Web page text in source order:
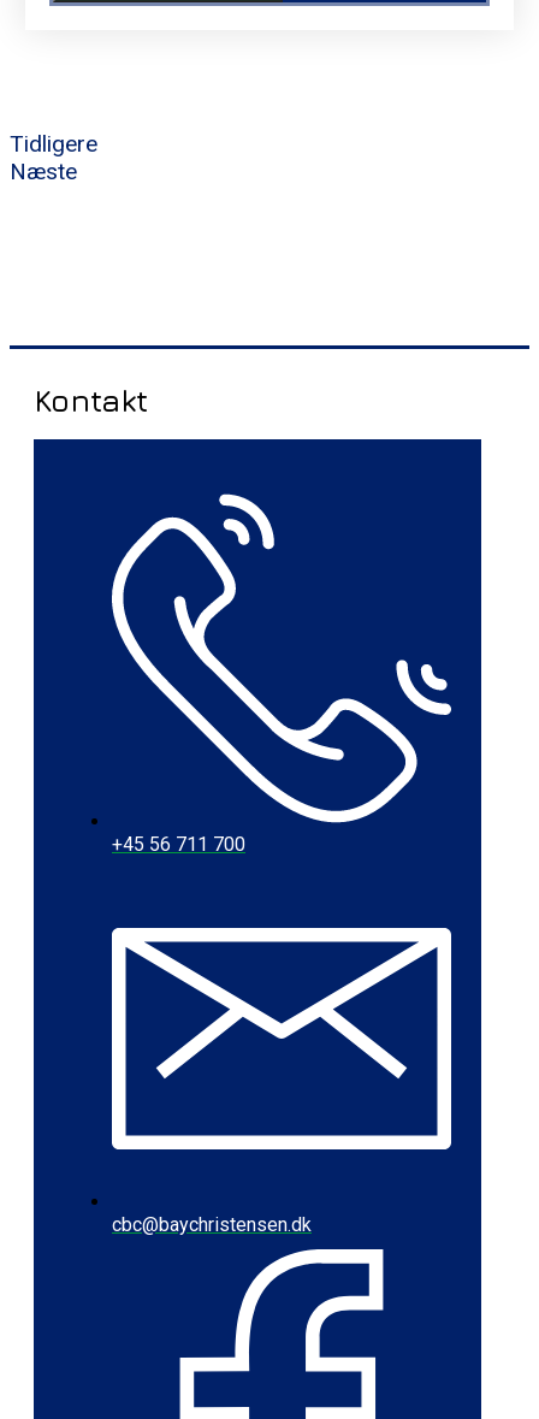
Tidligere
Næste
Kontakt
+45 56 711 700
cbc@baychristensen.dk